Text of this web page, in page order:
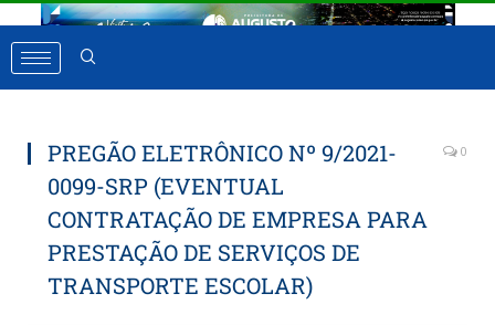
PREGÃO ELETRÔNICO Nº 9/2021-
0099-SRP (EVENTUAL
CONTRATAÇÃO DE EMPRESA PARA
PRESTAÇÃO DE SERVIÇOS DE
TRANSPORTE ESCOLAR)
0